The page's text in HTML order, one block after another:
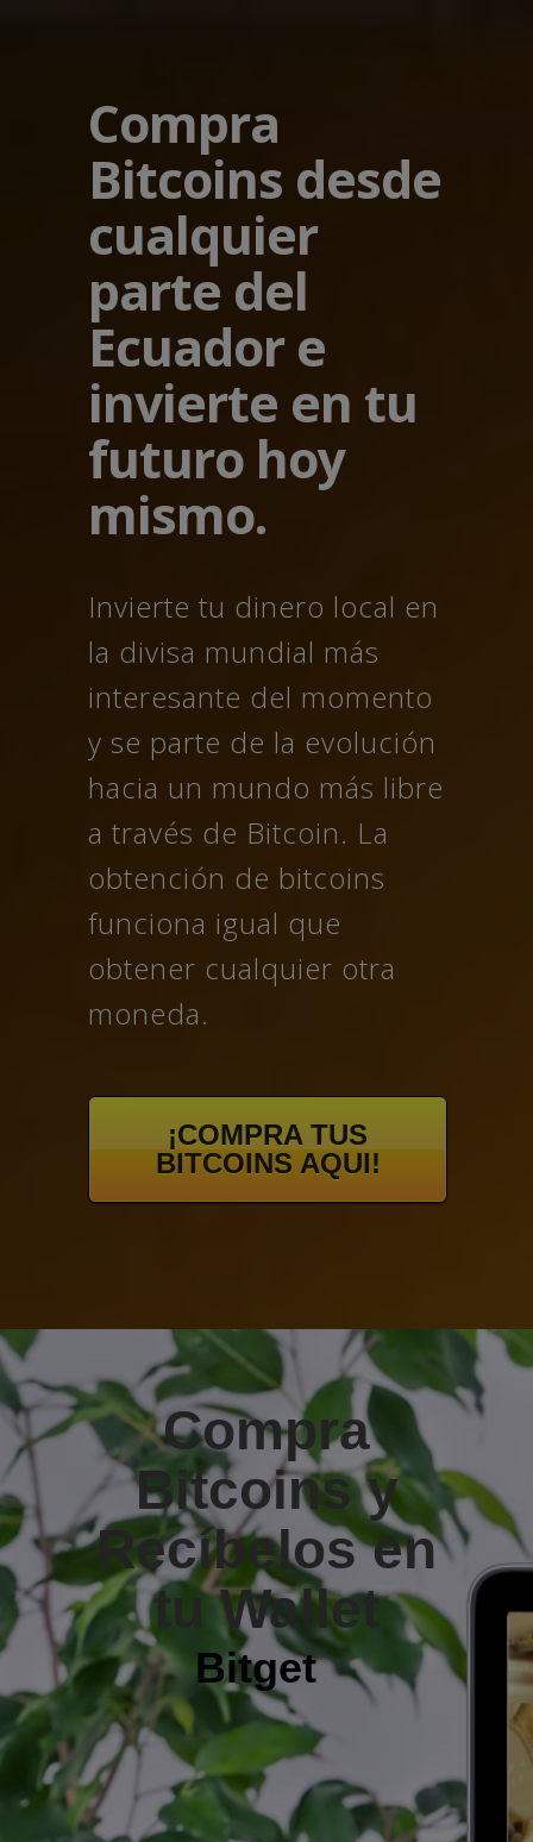
Compra
Bitcoins desde
cualquier
parte del
Ecuador e
invierte en tu
futuro hoy
mismo.
Invierte tu dinero local en
la divisa mundial más
interesante del momento
y se parte de la evolución
hacia un mundo más libre
a través de Bitcoin. La
obtención de bitcoins
funciona igual que
obtener cualquier otra
moneda.
¡COMPRA TUS
BITCOINS AQUI!
Compra
Bitcoins y
Recíbelos en
tu Wallet
Bi